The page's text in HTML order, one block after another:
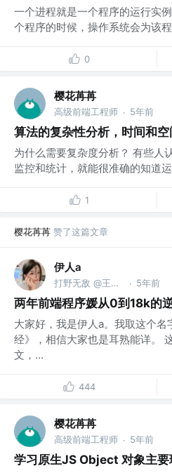
一个进程就是一个程序的运行实
个程序的时候，操作系统会为该
0
樱花苒苒
高级前端工程师 · 5年前
算法的复杂性分析，时间和空
为什么需要复杂度分析？ 有些人
监控和统计，就能很准确的知道
1
樱花苒苒 赞了这篇文章
伊人a
打野无敌 @王者峡谷 · 5年前
两年前端程序媛从0到18k的
大家好，我是伊人a。我取这个名
经》，相信大家也是耳熟能详。
文，...
444
樱花苒苒
高级前端工程师 · 5年前
学习原生JS Object 对象主要